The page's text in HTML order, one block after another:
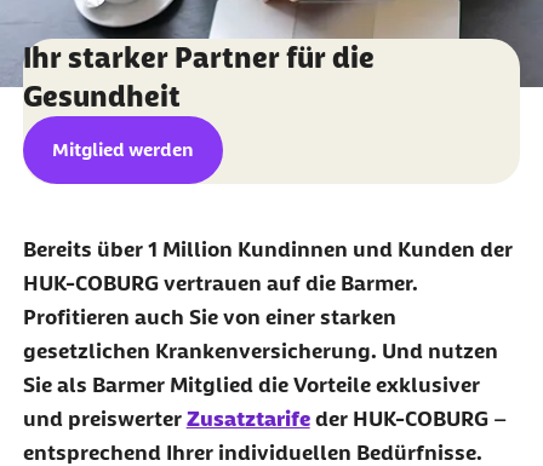
Ihr starker Partner für die
Gesundheit
externer Link:
Mitglied werden
Bereits über 1 Million Kundinnen und Kunden der
HUK-COBURG vertrauen auf die Barmer.
Profitieren auch Sie von einer starken
gesetzlichen Krankenversicherung. Und nutzen
Sie als Barmer Mitglied die Vorteile exklusiver
und preiswerter Zusatztarifeder HUK-COBURG –
entsprechend Ihrer individuellen Bedürfnisse.